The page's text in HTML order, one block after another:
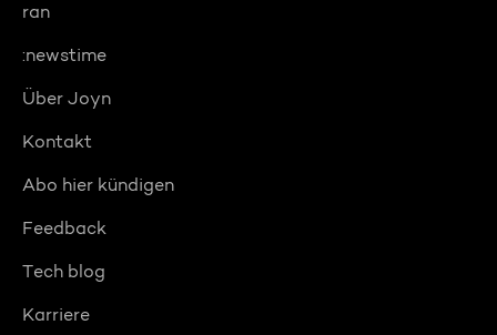
ran
:newstime
Über Joyn
Kontakt
Abo hier kündigen
Feedback
Tech blog
Karriere